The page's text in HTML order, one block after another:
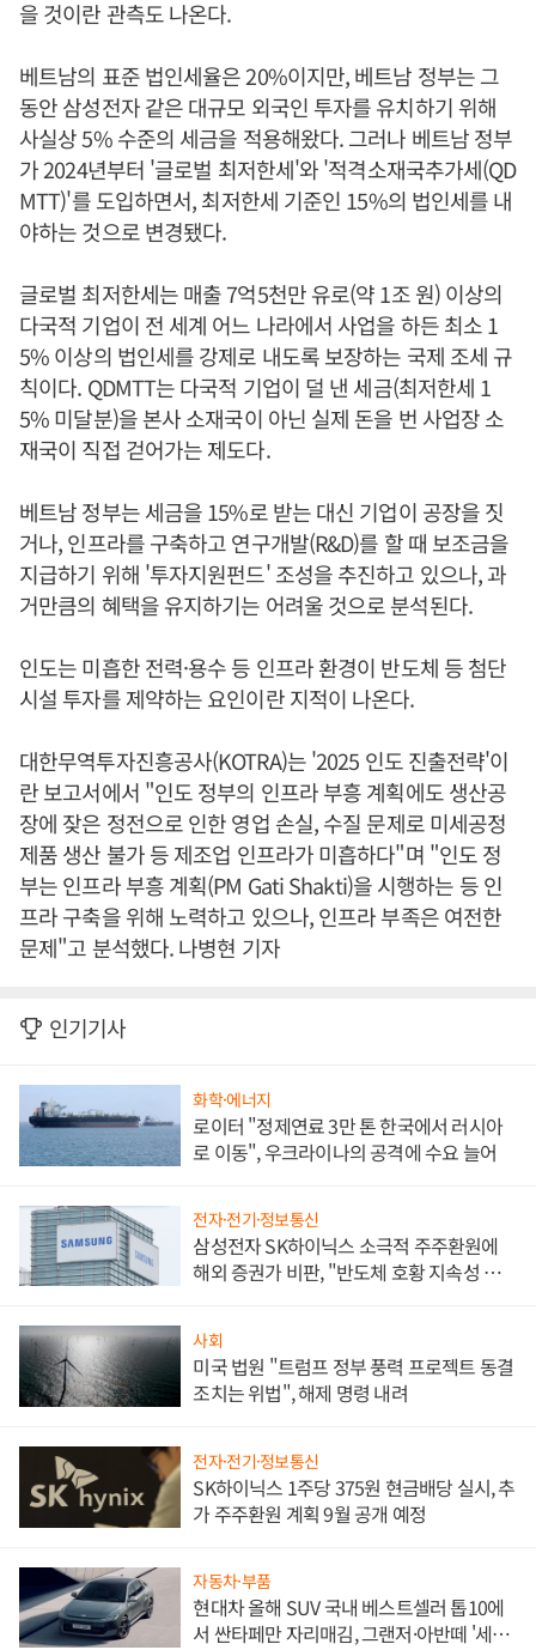
을 것이란 관측도 나온다.
베트남의 표준 법인세율은 20%이지만, 베트남 정부는 그
동안 삼성전자 같은 대규모 외국인 투자를 유치하기 위해
사실상 5% 수준의 세금을 적용해왔다. 그러나 베트남 정부
가 2024년부터 '글로벌 최저한세'와 '적격소재국추가세(QD
MTT)'를 도입하면서, 최저한세 기준인 15%의 법인세를 내
야하는 것으로 변경됐다.
글로벌 최저한세는 매출 7억5천만 유로(약 1조 원) 이상의
다국적 기업이 전 세계 어느 나라에서 사업을 하든 최소 1
5% 이상의 법인세를 강제로 내도록 보장하는 국제 조세 규
칙이다. QDMTT는 다국적 기업이 덜 낸 세금(최저한세 1
5% 미달분)을 본사 소재국이 아닌 실제 돈을 번 사업장 소
재국이 직접 걷어가는 제도다.
베트남 정부는 세금을 15%로 받는 대신 기업이 공장을 짓
거나, 인프라를 구축하고 연구개발(R&D)를 할 때 보조금을
지급하기 위해 '투자지원펀드' 조성을 추진하고 있으나, 과
거만큼의 혜택을 유지하기는 어려울 것으로 분석된다.
인도는 미흡한 전력·용수 등 인프라 환경이 반도체 등 첨단
시설 투자를 제약하는 요인이란 지적이 나온다.
대한무역투자진흥공사(KOTRA)는 '2025 인도 진출전략'이
란 보고서에서 "인도 정부의 인프라 부흥 계획에도 생산공
장에 잦은 정전으로 인한 영업 손실, 수질 문제로 미세공정
제품 생산 불가 등 제조업 인프라가 미흡하다"며 "인도 정
부는 인프라 부흥 계획(PM Gati Shakti)을 시행하는 등 인
프라 구축을 위해 노력하고 있으나, 인프라 부족은 여전한
문제"고 분석했다. 나병현 기자
인기기사
화학·에너지
로이터 "정제연료 3만 톤 한국에서 러시아
로 이동", 우크라이나의 공격에 수요 늘어
전자·전기·정보통신
삼성전자 SK하이닉스 소극적 주주환원에
해외 증권가 비판, "반도체 호황 지속성 의
사회
미국 법원 "트럼프 정부 풍력 프로젝트 동결
조치는 위법", 해제 명령 내려
전자·전기·정보통신
SK하이닉스 1주당 375원 현금배당 실시, 추
가 주주환원 계획 9월 공개 예정
자동차·부품
현대차 올해 SUV 국내 베스트셀러 톱10에
서 싼타페만 자리매김, 그랜저·아반떼 '세단